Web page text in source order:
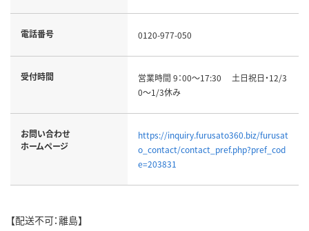
電話番号 0120-977-050
受付時間
営業時間 9：00～17:30 土日祝日・12/3
0～1/3休み
お問い合わせ
ホームページ
https://inquiry.furusato360.biz/furusat
o_contact/contact_pref.php?pref_cod
e=203831
【配送不可：離島】